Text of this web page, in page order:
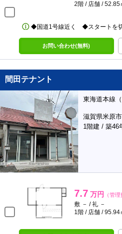
2階 / 店舗 / 52.85
◆国道1号線近く ◆スタートを切
お問い合わせ(無料)
間田テナント
東海道本線
滋賀県米原
1階建 / 築46
7.7 万円 （管理
敷 － / 礼 －
1階 / 店舗 / 95.94